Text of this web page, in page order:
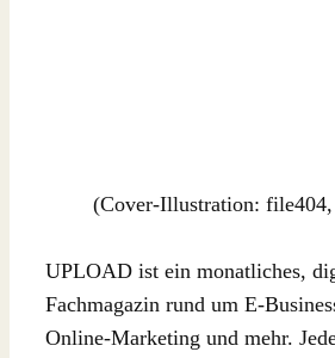
(Cover-Illustration:
UPLOAD ist ein monatliches,
Fachmagazin rund um E-
Online-Marketing und mehr.